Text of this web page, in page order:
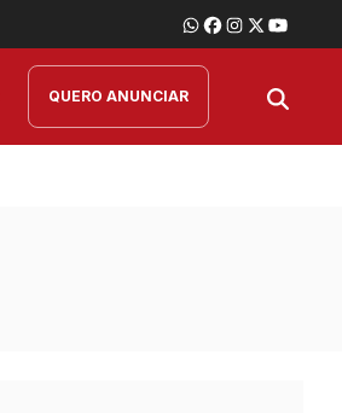
QUERO ANUNCIAR